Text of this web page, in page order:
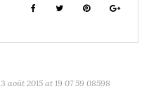
3 août 2015 at 19 07 59 08598